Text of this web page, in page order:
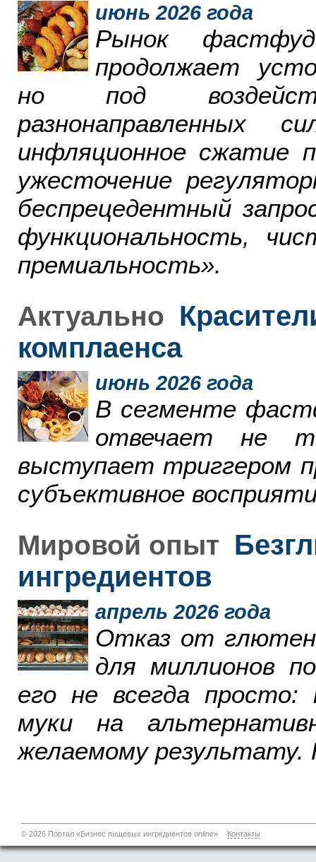
июнь 2026 года
Рынок
продолжает
но под
инфляционное сжатие
ужесточение
беспрецедентный
функциональность,
премиальность».
Актуально
комплаенса
июнь 2026 года
В сегменте
отвечает не
выступает триггером
субъективное
Мировой опыт
ингредиентов
апрель 2026 года
Отказ от
для миллионов
его не всегда просто:
муки на
желаемому результату.
© 2026 Портал «Бизнес пищевых ингредиентов online» Контакты